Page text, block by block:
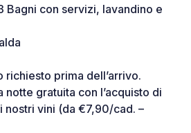
Bagni con servizi, lavandino e
prima dell’arrivo.
gratuita con l’acquisto di
nostri vini (da €7,90/cad. –